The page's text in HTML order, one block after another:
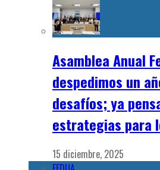
Asamblea Anual
despedimos un
desafíos; ya
estrategias para
15 diciembre, 2025